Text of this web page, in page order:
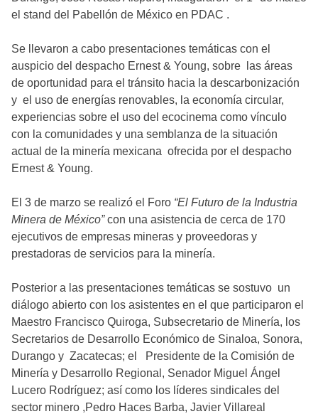
el stand del Pabellón de México en PDAC .
Se llevaron a cabo presentaciones temáticas con el
auspicio del despacho Ernest & Young, sobre las áreas
de oportunidad para el tránsito hacia la descarbonización
y el uso de energías renovables, la economía circular,
experiencias sobre el uso del ecocinema como vínculo
con la comunidades y una semblanza de la situación
actual de la minería mexicana ofrecida por el despacho
Ernest & Young.
El 3 de marzo se realizó el Foro “El Futuro de la Industria
Minera de México”con una asistencia de cerca de 170
ejecutivos de empresas mineras y proveedoras y
prestadoras de servicios para la minería.
Posterior a las presentaciones temáticas se sostuvo un
diálogo abierto con los asistentes en el que participaron el
Maestro Francisco Quiroga, Subsecretario de Minería, los
Secretarios de Desarrollo Económico de Sinaloa, Sonora,
Durango y Zacatecas; el Presidente de la Comisión de
Minería y Desarrollo Regional, Senador Miguel Ángel
Lucero Rodríguez; así como los líderes sindicales del
sector minero ,Pedro Haces Barba, Javier Villareal